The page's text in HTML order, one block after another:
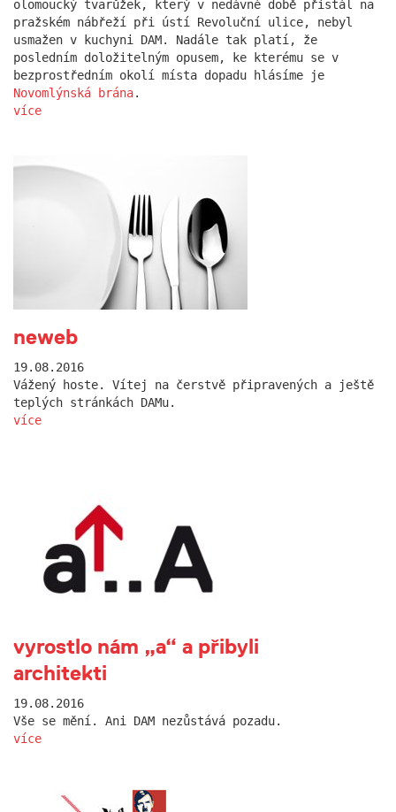
olomoucký tvarůžek, který v nedávné době přistál na
pražském nábřeží při ústí Revoluční ulice, nebyl
usmažen v kuchyni DAM. Nadále tak platí, že
posledním doložitelným opusem, ke kterému se v
bezprostředním okolí místa dopadu hlásíme je
Novomlýnská brána.
více
neweb
19.08.2016
Vážený hoste. Vítej na čerstvě připravených a ještě
teplých stránkách DAMu.
více
vyrostlo nám „a“ a přibyli
architekti
19.08.2016
Vše se mění. Ani DAM nezůstává pozadu.
více